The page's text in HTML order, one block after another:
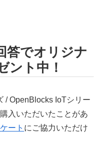
答でオリジナ
ント中！
/ OpenBlocks IoTシリー
入いただいたことがあ
ート にご協力いただけ